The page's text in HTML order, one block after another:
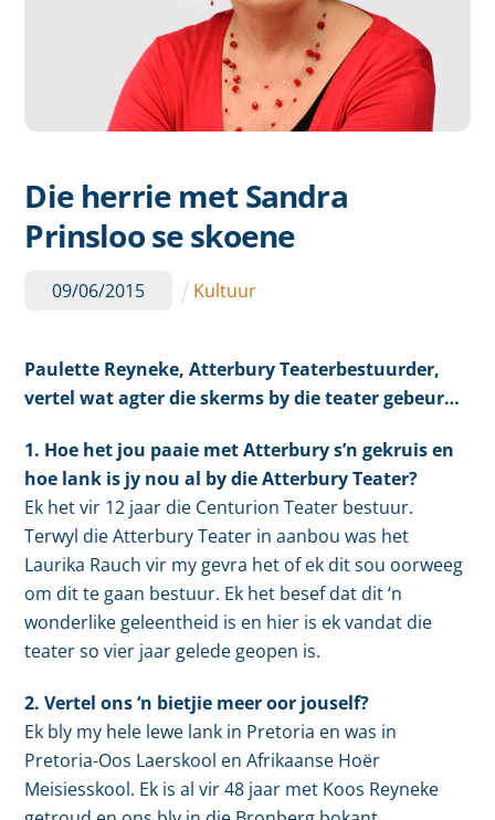
Die herrie met Sandra
Prinsloo se skoene
09/06/2015 Kultuur
Paulette Reyneke, Atterbury Teaterbestuurder,
vertel wat agter die skerms by die teater gebeur…
1. Hoe het jou paaie met Atterbury s’n gekruis en
hoe lank is jy nou al by die Atterbury Teater?
Ek het vir 12 jaar die Centurion Teater bestuur.
Terwyl die Atterbury Teater in aanbou was het
Laurika Rauch vir my gevra het of ek dit sou oorweeg
om dit te gaan bestuur. Ek het besef dat dit ‘n
wonderlike geleentheid is en hier is ek vandat die
teater so vier jaar gelede geopen is.
2. Vertel ons ‘n bietjie meer oor jouself?
Ek bly my hele lewe lank in Pretoria en was in
Pretoria-Oos Laerskool en Afrikaanse Hoër
Meisiesskool. Ek is al vir 48 jaar met Koos Reyneke